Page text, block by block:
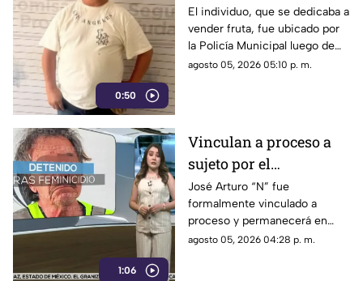
0:50
consentimiento en el
Centro de Saltillo
El individuo, que se dedicaba a
vender fruta, fue ubicado por
la Policía Municipal luego de
que múltiples afectadas
agosto 05, 2026 05:10 p. m.
1:06
Vinculan a proceso a
sujeto por el
feminicidio de su
esposa en Durango
José Arturo “N” fue
formalmente vinculado a
proceso y permanecerá en
prisión preventiva en el
agosto 05, 2026 04:28 p. m.